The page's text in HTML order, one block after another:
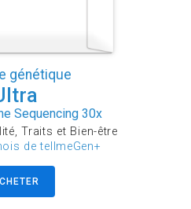
génétique
Sequencing 30x
Traits et Bien-être
de tellmeGen+